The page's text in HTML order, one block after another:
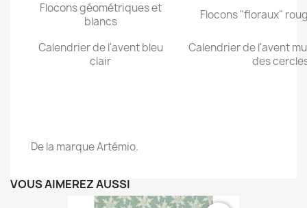
Flocons géométriques et
blancs
Flocons "floraux"
Calendrier de l'avent bleu
clair
Calendrier de l'avent
des
De la marque Artémio.
VOUS AIMEREZ AUSSI